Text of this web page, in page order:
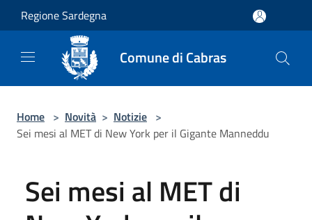
Salta al contenuto principale
Regione Sardegna
Comune di Cabras
Home > Novità > Notizie >
Sei mesi al MET di New York per il Gigante Manneddu
Sei mesi al MET di